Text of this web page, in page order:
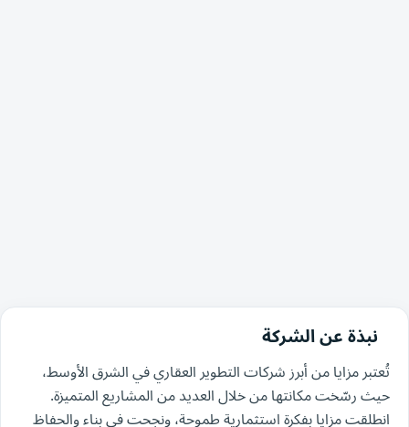
نبذة عن الشركة
تُعتبر مزايا من أبرز شركات التطوير العقاري في الشرق الأوسط،
حيث رسّخت مكانتها من خلال العديد من المشاريع المتميزة.
انطلقت مزايا بفكرة استثمارية طموحة، ونجحت في بناء والحفاظ